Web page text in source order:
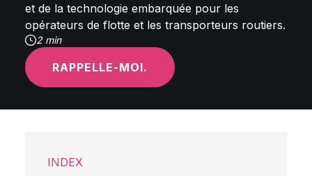
et de la technologie embarquée pour les
opérateurs de flotte et les transporteurs routiers.
2 min
RAPPELLE-MOI.
INDEX